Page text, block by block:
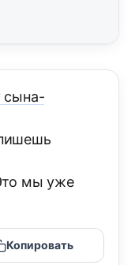
сына-
мы уже
Копировать